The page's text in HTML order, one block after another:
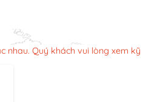
nhau. Quý khách vui lòng xem kỹ